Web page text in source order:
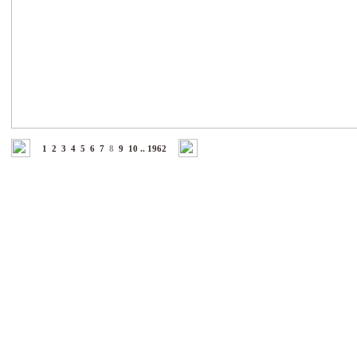
1 2 3 4 5 6 7 8 9 10 .. 1962